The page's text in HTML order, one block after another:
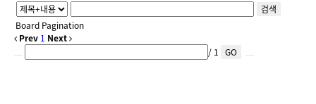
검색
Board Pagination
Prev 1 Next
/ 1 GO